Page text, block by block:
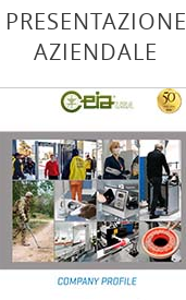
PRESENTAZIONE
AZIENDALE